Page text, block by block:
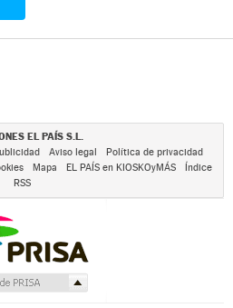
EL PAÍS S.L.
Aviso legal
Política de privacidad
Mapa EL PAÍS en KIOSKOyMÁS
Índice
RSS